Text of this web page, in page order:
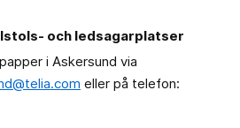
och ledsagarplatser
i Askersund via
eller på telefon: